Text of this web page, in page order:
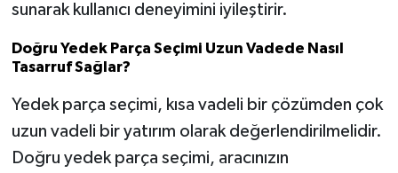
sunarak kullanıcı deneyimini iyileştirir.
Doğru Yedek Parça Seçimi Uzun Vadede Nasıl
Tasarruf Sağlar?
Yedek parça seçimi, kısa vadeli bir çözümden çok
uzun vadeli bir yatırım olarak değerlendirilmelidir.
Doğru yedek parça seçimi, aracınızın